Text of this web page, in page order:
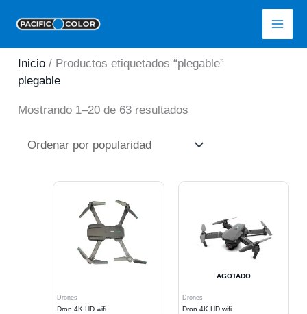
contenido
Inicio / Productos etiquetados “plegable”
plegable
Mostrando 1–20 de 63 resultados
popularidad
Drones
Dron 4K HD wifi
AGOTADO
Drones
Dron 4K HD wifi